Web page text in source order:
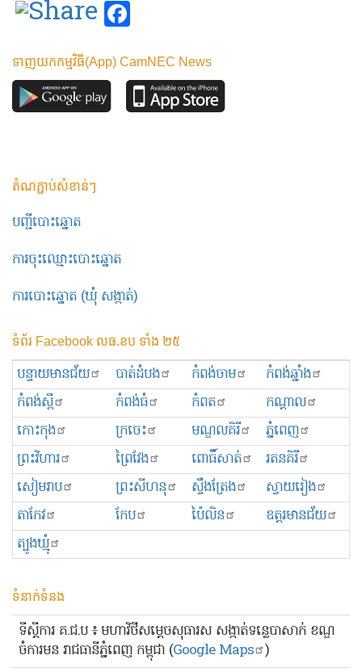
ទាញយកកម្មវិធី(App) CamNEC News
តំណភ្ជាប់សំខាន់ៗ
បញ្ជីបោះឆ្នោត
ការចុះឈ្មោះបោះឆ្នោត
ការបោះឆ្នោត (ឃុំ សង្កាត់)
ទំព័រ Facebook លធ.ខប ទាំង ២៥
បន្ទាយមានជ័យ បាត់ដំបង កំពង់ចាម
កំពង់ឆ្នាំង
កំពង់ស្ពឺ
កំពង់ធំ កំពត
កណ្ដាល
កោះកុង
ក្រចេះ មណ្ឌលគិរី
ភ្នំពេញ
ព្រះ​វិហារ
ព្រៃវែង ពោធិ៍សាត់
រតនគិរី
សៀមរាប
ព្រះសីហនុ ស្ទឹងត្រែង
ស្វាយរៀង
តាកែវ
កែប ប៉ៃលិន
ឧត្ដរមានជ័យ
ត្បូងឃ្មុំ
ទំនាក់ទំនង
ទីស្ដីការ គ.ជ.ប ៖ មហាវិថីសម្ដេចសុធារស សង្កាត់ទន្លេបាសាក់ ខណ្ឌ
ចំការមន រាជធានីភ្នំពេញ កម្ពុជា (Google Maps )